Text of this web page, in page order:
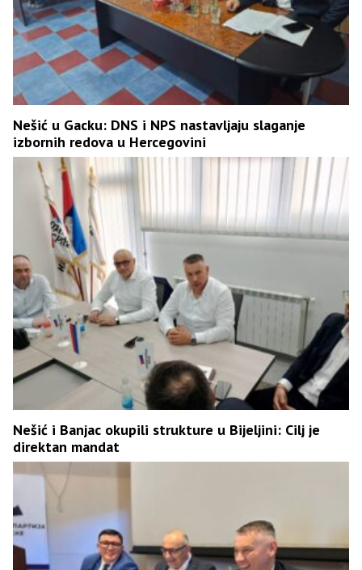
Nešić u Gacku: DNS i NPS nastavljaju slaganje
izbornih redova u Hercegovini
Nešić i Banjac okupili strukture u Bijeljini: Cilj je
direktan mandat